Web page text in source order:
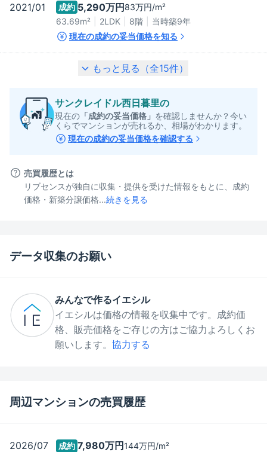
2021/01 成約 5,290万円83万円/m²
63.69m²
2LDK 8階 当時築9年
現在の成約の妥当価格を知る
もっと見る（全15件）
サンクレイドル西日暮里の
現在の 「成約の妥当価格」 を確認しませんか？今い
くらでマンションが売れるか、相場がわかります。
現在の成約の妥当価格を確認する
売買履歴とは
リブセンスが独自に収集・提供を受けた情報をもとに、成約
価格・新築分譲価格...続きを見る
データ収集のお願い
みんなで作るイエシル
イエシルは価格の情報を収集中です。成約価
格、販売価格をご存じの方はご協力よろしくお
願いします。 協力する
周辺マンションの売買履歴
2026/07 成約 7,980万円144万円/m²